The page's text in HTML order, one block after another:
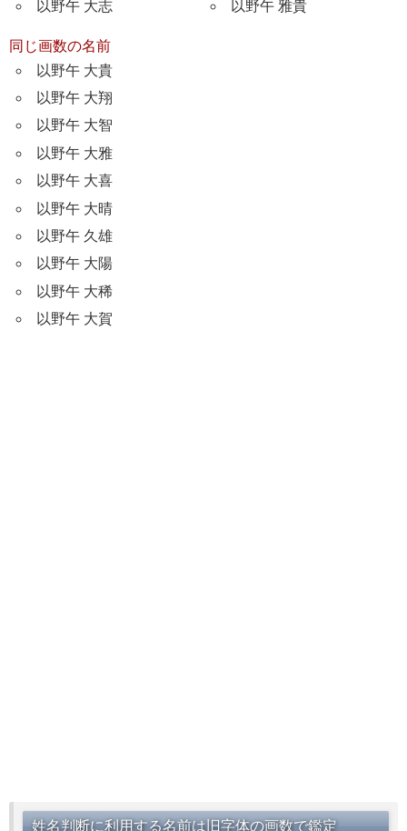
以野午 大志 以野午 雅貴
同じ画数の名前
以野午 大貴
以野午 大翔
以野午 大智
以野午 大雅
以野午 大喜
以野午 大晴
以野午 久雄
以野午 大陽
以野午 大稀
以野午 大賀
姓名判断に利用する名前は旧字体の画数で鑑定